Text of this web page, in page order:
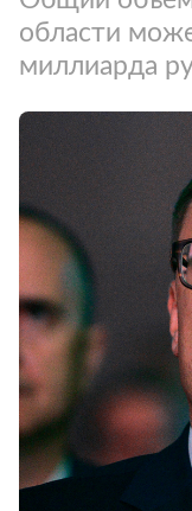
области
миллиарда